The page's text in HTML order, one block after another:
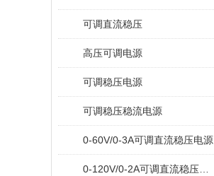
可调直流稳压
高压可调电源
可调稳压电源
可调稳压稳流电源
0-60V/0-3A可调直流稳压电源